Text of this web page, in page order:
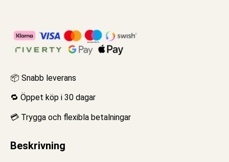
📦 Snabb leverans
🔁 Öppet köp i 30 dagar
💳 Trygga och flexibla betalningar
Beskrivning